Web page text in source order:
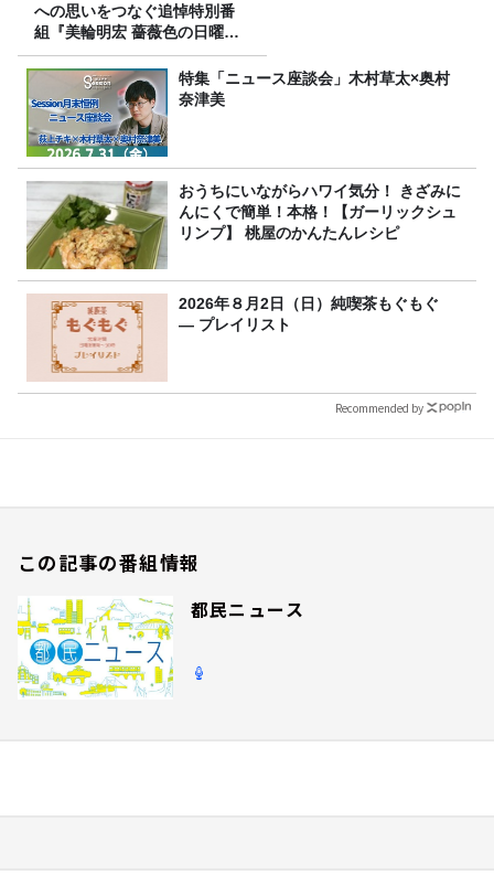
への思いをつなぐ追悼特別番
組『美輪明宏 薔薇色の日曜日
～ごきげんよう、ルンルン
～』8/9（日）16時放送特集「ニュース座談会」木村草太×奥村
奈津美
おうちにいながらハワイ気分！ きざみに
んにくで簡単！本格！【ガーリックシュ
リンプ】 桃屋のかんたんレシピ
2026年８月2日（日）純喫茶もぐもぐ
― プレイリスト
Recommended by
この記事の番組情報
都民ニュース